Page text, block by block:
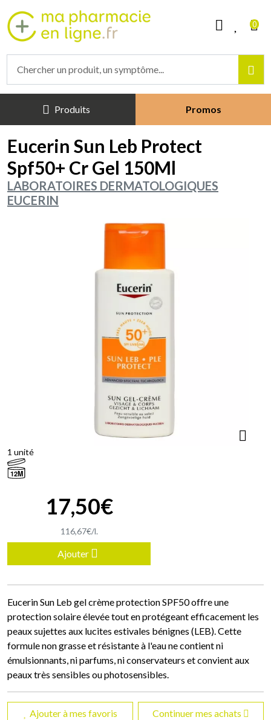
0
Produits Promos
Eucerin Sun Leb Protect
Spf50+ Cr Gel 150Ml
LABORATOIRES DERMATOLOGIQUES
EUCERIN
1 unité
12M
17,50€
116,67€/l.
Ajouter
Eucerin Sun Leb gel crème protection SPF50 offre une
protection solaire élevée tout en protégeant efficacement les
peaux sujettes aux lucites estivales bénignes (LEB). Cette
formule non grasse et résistante à l'eau ne contient ni
émulsionnants, ni parfums, ni conservateurs et convient aux
peaux très sensibles ou photosensibles.
Ajouter à mes favoris Continuer mes achats